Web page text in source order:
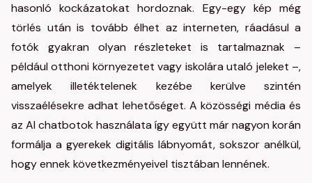
hasonló kockázatokat hordoznak. Egy-egy kép még
törlés után is tovább élhet az interneten, ráadásul a
fotók gyakran olyan részleteket is tartalmaznak –
például otthoni környezetet vagy iskolára utaló jeleket –,
amelyek illetéktelenek kezébe kerülve szintén
visszaélésekre adhat lehetőséget. A közösségi média és
az AI chatbotok használata így együtt már nagyon korán
formálja a gyerekek digitális lábnyomát, sokszor anélkül,
hogy ennek következményeivel tisztában lennének.